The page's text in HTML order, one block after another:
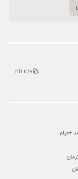
nl1.ir/a79
+فیلم